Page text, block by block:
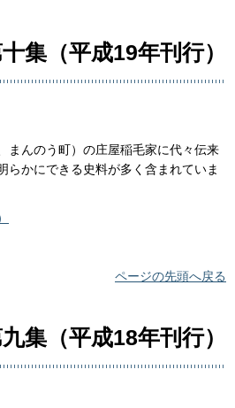
集（平成19年刊行）
まんのう町）の庄屋稲毛家に代々伝来
らかにできる史料が多く含まれていま
ページの先頭へ戻る
集（平成18年刊行）